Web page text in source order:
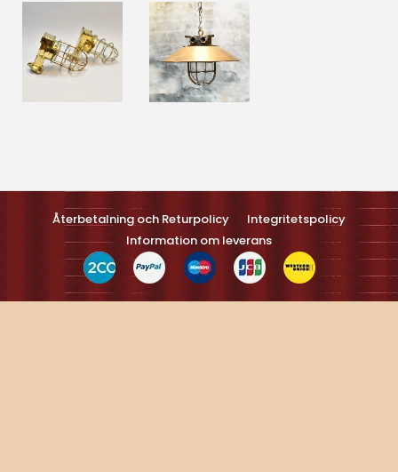
Återbetalning och Returpolicy
Integritetspolicy
Information om leverans
Turns on site high speed to be attractive feller people and search
engines.